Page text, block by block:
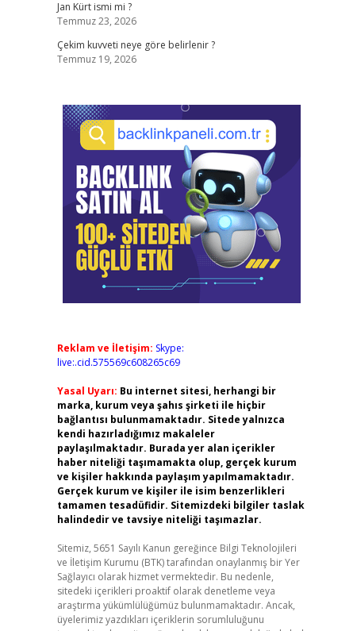
Jan Kürt ismi mi ?
Temmuz 23, 2026
Çekim kuvveti neye göre belirlenir ?
Temmuz 19, 2026
Reklam ve İletişim: Skype:
live:.cid.575569c608265c69
Yasal Uyarı: Bu internet sitesi, herhangi bir
marka, kurum veya şahıs şirketi ile hiçbir
bağlantısı bulunmamaktadır. Sitede yalnızca
kendi hazırladığımız makaleler
paylaşılmaktadır. Burada yer alan içerikler
haber niteliği taşımamakta olup, gerçek kurum
ve kişiler hakkında paylaşım yapılmamaktadır.
Gerçek kurum ve kişiler ile isim benzerlikleri
tamamen tesadüfidir. Sitemizdeki bilgiler taslak
halindedir ve tavsiye niteliği taşımazlar.
Sitemiz, 5651 Sayılı Kanun gereğince Bilgi Teknolojileri
ve İletişim Kurumu (BTK) tarafından onaylanmış bir Yer
Sağlayıcı olarak hizmet vermektedir. Bu nedenle,
sitedeki içerikleri proaktif olarak denetleme veya
araştırma yükümlülüğümüz bulunmamaktadır. Ancak,
üyelerimiz yazdıkları içeriklerin sorumluluğunu